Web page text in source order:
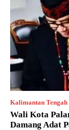
Kalimantan Tengah
Wali Kota
Damang Adat